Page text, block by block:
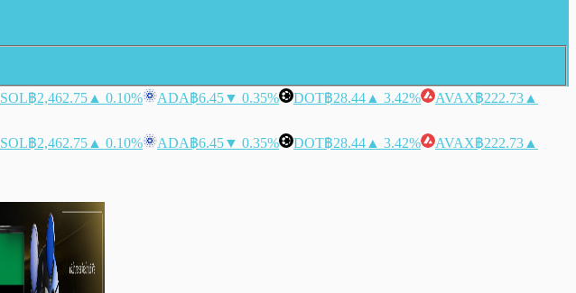
SOL฿2,462.75 ▲ 0.10% ADA฿6.45▼ 0.35% DOT฿28.44 ▲ 3.42% AVAX฿222.73 ▲
SOL฿2,462.75 ▲ 0.10% ADA฿6.45▼ 0.35% DOT฿28.44 ▲ 3.42% AVAX฿222.73 ▲